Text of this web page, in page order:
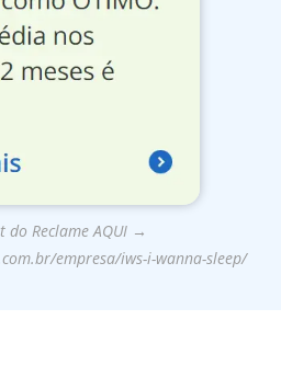
do Reclame AQUI →
empresa/iws-i-wanna-sleep/